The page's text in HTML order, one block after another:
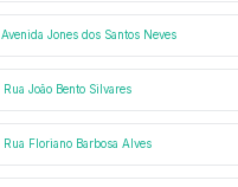
Avenida Jones dos Santos Neves
Rua João Bento Silvares
Rua Floriano Barbosa Alves